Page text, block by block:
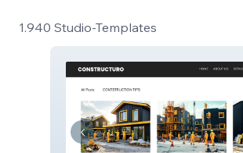
1.940 Studio-Templates